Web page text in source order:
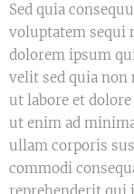
Sed quia
voluptatem sequi
dolorem ipsum
velit sed quia
ut labore et
ut enim ad
ullam corporis
commodi